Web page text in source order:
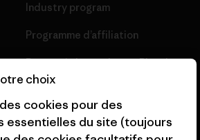
Industry program
Programme d’affiliation
Patagonia Luxembourg Plan du
site
choix
cookies pour des
essentielles du site (toujours